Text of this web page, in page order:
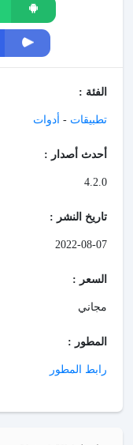
الفئة :
تطبيقات - أدوات
أحدث أصدار :
4.2.0
تاريخ النشر :
2022-08-07
السعر :
مجاني
المطور :
رابط المطور